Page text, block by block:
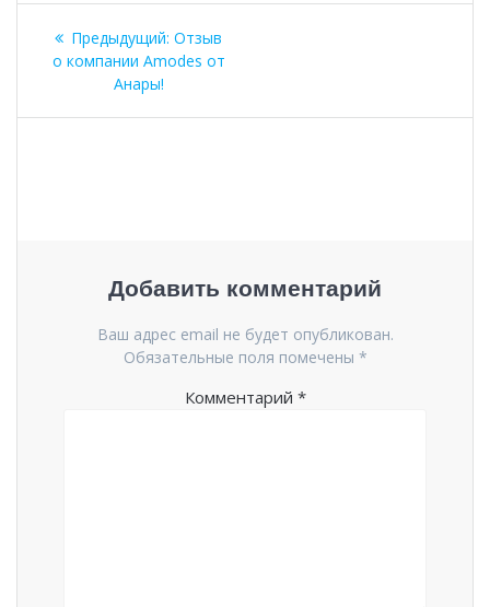
Навигация
по
записям
Предыдущий: Предыдущая
запись:
Отзыв
о компании Amodes от
Анары!
Добавить комментарий
Ваш адрес email не будет опубликован.
Обязательные поля помечены *
Комментарий *